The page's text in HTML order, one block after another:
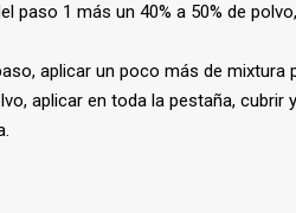
paso 1 más un 40% a 50% de
aplicar un poco más de mixtura
aplicar en toda la pestaña,